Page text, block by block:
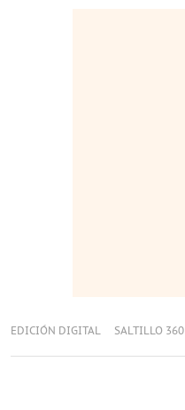
EDICIÓN DIGITAL SALTILLO 360